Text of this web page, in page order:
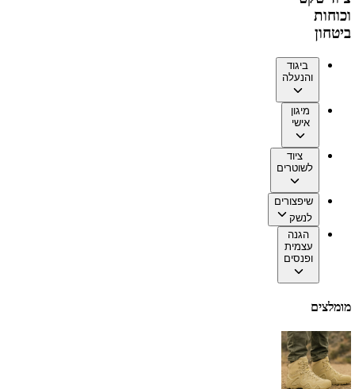
וכוחות
ביטחון
ביגוד
והנעלה
מיגון
אישי
ציוד
לשוטרים
שיפצורים
לנשק
הגנה
עצמית
ופנסים
מומלצים